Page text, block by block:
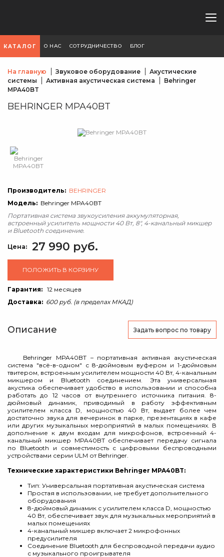
КАТАЛОГ О НАС СОТРУДНИЧЕСТВО БЛОГ
На главную Звуковое оборудование
Акустические
системы
Активная акустическая система
Behringer
MPA40BT
BEHRINGER MPA40BT
Производитель: BEHRINGER
Модель: Behringer MPA40BT
Портативная система звукоусиления аккумуляторная,
встроенный усилитель мощности 40 Вт, 8", 4-канальный микшер
и Bluetooth соединение.
Цена: 27 990 руб.
ПОЛОЖИТЬ В КОРЗИНУ
Гарантия: 12 месяцев
Доставка: 600 руб. (в пределах МКАД)
Описание Задать вопрос по товару
Behringer MPA40BT – портативная активная акустическая
система "всё-в-одном" с 8-дюймовым вуфером и 1-дюймовым
твитером, встроенным усилителем мощности 40 Вт, 4-канальным
микшером и Bluetooth соединением. Эта универсальная
акустика обеспечивает удобство в использовании и способна
работать до 12 часов от внутреннего источника питания. 8-
дюймовый динамик, приводимый в работу эффективным
усилителем класса D, мощностью 40 Вт, выдает более чем
достаточно звука для вечеринок в парке, презентациях в кафе
или других музыкальных мероприятий в малых помещениях. В
дополнение к двум входам для микрофонов, встроенный 4-
канальный микшер MPA40BT обеспечивает передачу сигнала
по Bluetooth и совместимость с цифровыми беспроводными
устройствами серии ULM от Behringer.
Технические характеристики Behringer MPA40BT:
Тип: Универсальная портативная акустическая система
Простая в использовании, не требует дополнительного
оборудования
8-дюймовый динамик с усилителем класса D, мощностью
40 Вт, обеспечивает звук для музыкальных мероприятий в
малых помещениях
4-канальный микшер включает 2 микрофонных
предусилителя
Соединение Bluetooth для беспроводной передачи аудио
с музыкального проигрывателя